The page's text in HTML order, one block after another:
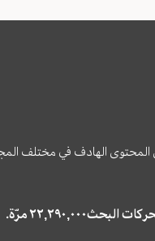
المحتوى الهادف في مختلف